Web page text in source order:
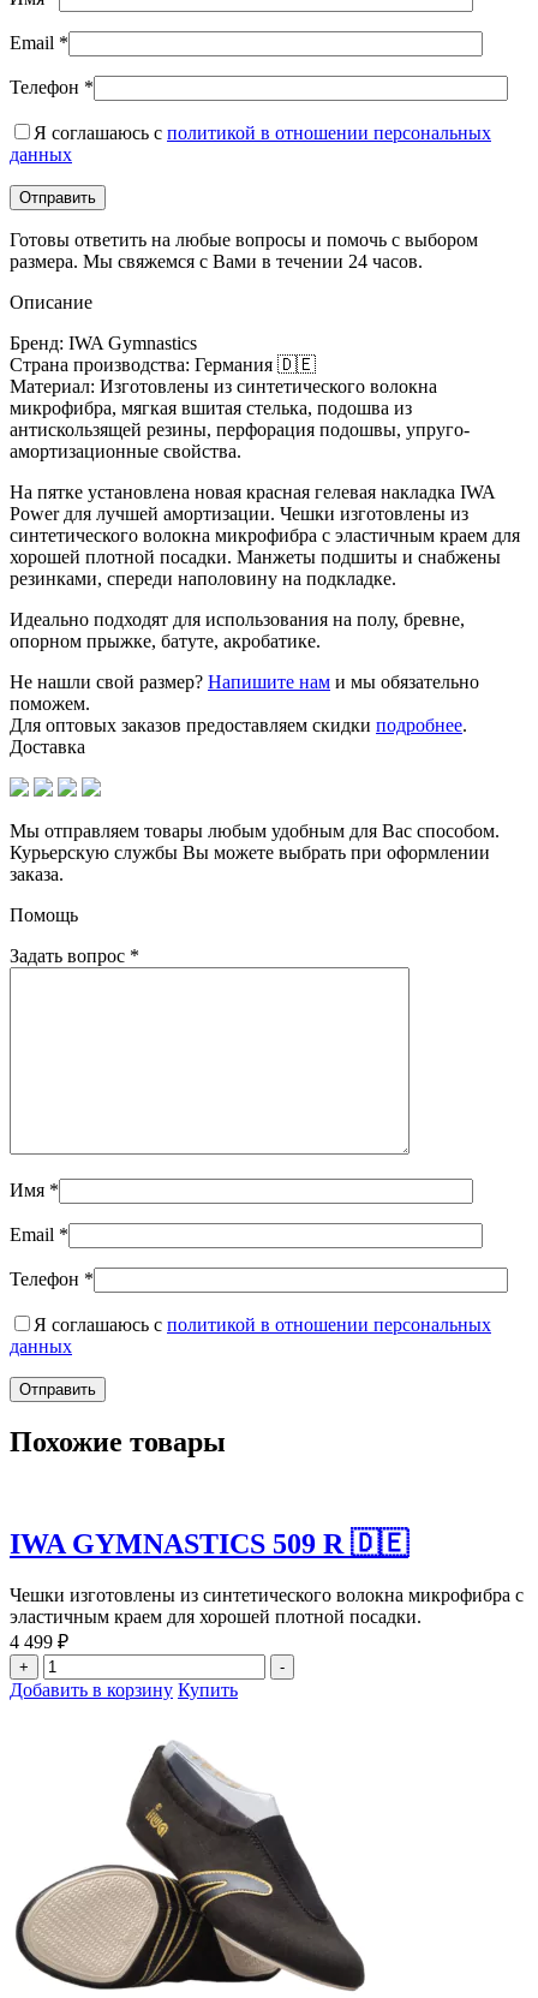
Email *
Телефон *
Я соглашаюсь с политикой в отношении персональных
данных
Готовы ответить на любые вопросы и помочь с выбором
размера. Мы свяжемся с Вами в течении 24 часов.
Описание
Бренд: IWA Gymnastics
Страна производства: Германия 🇩🇪
Материал: Изготовлены из синтетического волокна
микрофибра, мягкая вшитая стелька, подошва из
антискользящей резины, перфорация подошвы, упруго-
амортизационные свойства.
На пятке установлена новая красная гелевая накладка IWA
Power для лучшей амортизации. Чешки изготовлены из
синтетического волокна микрофибра с эластичным краем для
хорошей плотной посадки. Манжеты подшиты и снабжены
резинками, спереди наполовину на подкладке.
Идеально подходят для использования на полу, бревне,
опорном прыжке, батуте, акробатике.
Не нашли свой размер? Напишите нам и мы обязательно
поможем.
Для оптовых заказов предоставляем скидки подробнее.
Доставка
Мы отправляем товары любым удобным для Вас способом.
Курьерскую службы Вы можете выбрать при оформлении
заказа.
Помощь
Задать вопрос *
Имя *
Email *
Телефон *
Я соглашаюсь с политикой в отношении персональных
данных
Похожие товары
IWA GYMNASTICS 509 R 🇩🇪
Чешки изготовлены из синтетического волокна микрофибра с
эластичным краем для хорошей плотной посадки.
4 499 ₽
+
Количество
товара
-
Добавить в корзину Купить